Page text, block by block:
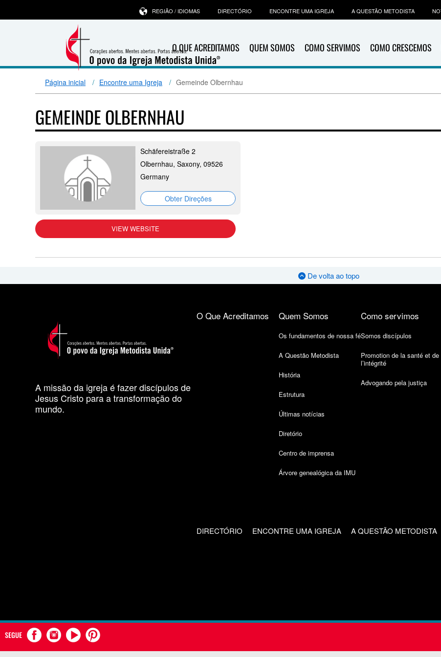
O QUE ACREDITAMOS QUEM SOMOS COMO SERVIMOS COMO CRESCEMOS
REGIÃO / IDIOMAS DIRECTÓRIO ENCONTRE UMA IGREJA A QUESTÃO METODISTA
Página inicial Encontre uma Igreja Gemeinde Olbernhau
GEMEINDE OLBERNHAU
Schäfereistraße 2
Olbernhau, Saxony, 09526
Germany
Obter Direções
VIEW WEBSITE
De volta ao topo
A missão da igreja é fazer discípulos de
Jesus Cristo para a transformação do
mundo.
O Que Acreditamos Quem Somos
Os fundamentos de nossa fé
A Questão Metodista
História
Estrutura
Últimas notícias
Diretório
Centro de imprensa
Árvore genealógica da IMU
Como servimos
Somos discípulos
Promotion de la santé et de
l’intégrité
Advogando pela justiça
DIRECTÓRIO ENCONTRE UMA IGREJA A QUESTÃO METODISTA
SEGUE